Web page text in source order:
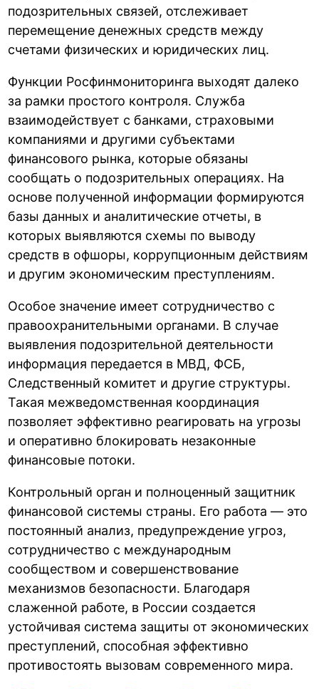
подозрительных связей, отслеживает
перемещение денежных средств между
счетами физических и юридических лиц.
Функции Росфинмониторинга выходят далеко
за рамки простого контроля. Служба
взаимодействует с банками, страховыми
компаниями и другими субъектами
финансового рынка, которые обязаны
сообщать о подозрительных операциях. На
основе полученной информации формируются
базы данных и аналитические отчеты, в
которых выявляются схемы по выводу
средств в офшоры, коррупционным действиям
и другим экономическим преступлениям.
Особое значение имеет сотрудничество с
правоохранительными органами. В случае
выявления подозрительной деятельности
информация передается в МВД, ФСБ,
Следственный комитет и другие структуры.
Такая межведомственная координация
позволяет эффективно реагировать на угрозы
и оперативно блокировать незаконные
финансовые потоки.
Контрольный орган и полноценный защитник
финансовой системы страны. Его работа — это
постоянный анализ, предупреждение угроз,
сотрудничество с международным
сообществом и совершенствование
механизмов безопасности. Благодаря
слаженной работе, в России создается
устойчивая система защиты от экономических
преступлений, способная эффективно
противостоять вызовам современного мира.